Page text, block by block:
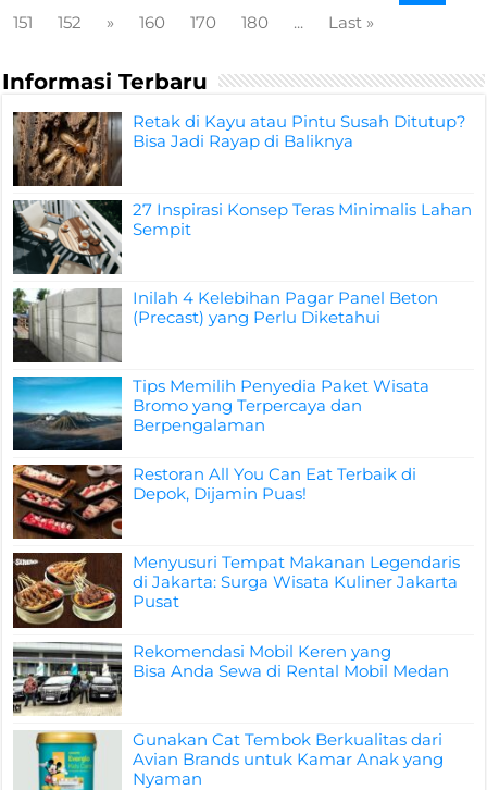
151
152 » 160 170 180 ... Last »
Informasi Terbaru
Retak di Kayu atau Pintu Susah Ditutup?
Bisa Jadi Rayap di Baliknya
27 Inspirasi Konsep Teras Minimalis Lahan
Sempit
Inilah 4 Kelebihan Pagar Panel Beton
(Precast) yang Perlu Diketahui
Tips Memilih Penyedia Paket Wisata
Bromo yang Terpercaya dan
Berpengalaman
Restoran All You Can Eat Terbaik di
Depok, Dijamin Puas!
Menyusuri Tempat Makanan Legendaris
di Jakarta: Surga Wisata Kuliner Jakarta
Pusat
Rekomendasi Mobil Keren yang
Bisa Anda Sewa di Rental Mobil Medan
Gunakan Cat Tembok Berkualitas dari
Avian Brands untuk Kamar Anak yang
Nyaman